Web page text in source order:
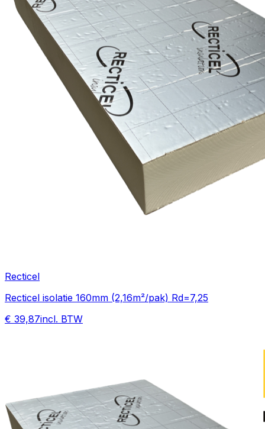
Recticel
Recticel isolatie 160mm (2,16m²/pak) Rd=7,25
€ 39,87incl. BTW